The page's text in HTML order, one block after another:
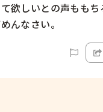
欲しいとの声ももち
んなさい。